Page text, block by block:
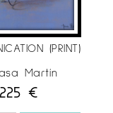
Japó
(PRINT)
Martín
225 €